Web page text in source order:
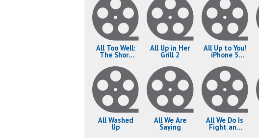
All Too Well:
The Short
All Up in Her
Grill 2
All Up to You!
iPhone 5
All Washed
Up
All We Are
Saying
All We Do Is
Fight and